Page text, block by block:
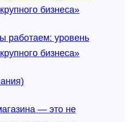
бизнеса»
работаем: уровень
бизнеса»
— это не